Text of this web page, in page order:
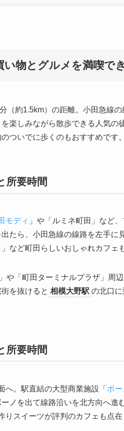
物とグルメを満喫で
（約1.5km）の距離。小田急線
楽しみながら散歩できる人気の
ついでに歩くのもおすすめです。
所要時間
モディ 」や「ルミネ町田」など
たら、小田急線の線路を左手に
」など町田らしいおしゃれカフェ
」や「町田ターミナルプラザ」周
を抜けると 相模大野駅 の北口
所要時間
へ。駅直結の大型商業施設「 ボ
ノを出て線路沿いを北方向へ進
りスイーツが評判のカフェも点在